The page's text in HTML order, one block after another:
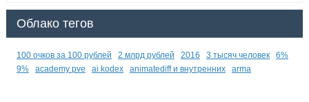
Облако тегов
100 очков за 100 рублей 2 млрд рублей 2016 3 тысяч человек
6%
9%
academy pve ai kodex animatediff и внутренних arma